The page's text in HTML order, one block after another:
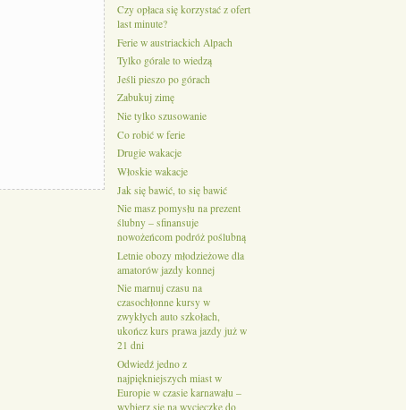
Czy opłaca się korzystać z ofert
last minute?
Ferie w austriackich Alpach
Tylko górale to wiedzą
Jeśli pieszo po górach
Zabukuj zimę
Nie tylko szusowanie
Co robić w ferie
Drugie wakacje
Włoskie wakacje
Jak się bawić, to się bawić
Nie masz pomysłu na prezent
ślubny – sfinansuje
nowożeńcom podróż poślubną
Letnie obozy młodzieżowe dla
amatorów jazdy konnej
Nie marnuj czasu na
czasochłonne kursy w
zwykłych auto szkołach,
ukończ kurs prawa jazdy już w
21 dni
Odwiedź jedno z
najpiękniejszych miast w
Europie w czasie karnawału –
wybierz się na wycieczkę do